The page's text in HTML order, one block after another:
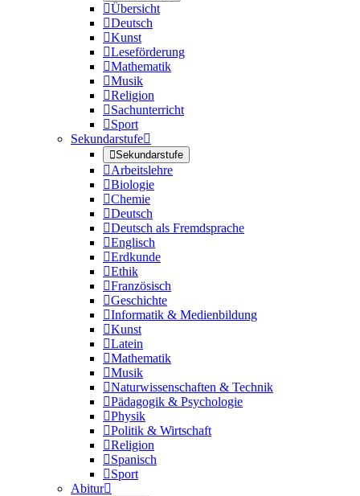
Übersicht
Deutsch
Kunst
Leseförderung
Mathematik
Musik
Religion
Sachunterricht
Sport
Sekundarstufe
Sekundarstufe
Arbeitslehre
Biologie
Chemie
Deutsch
Deutsch als Fremdsprache
Englisch
Erdkunde
Ethik
Französisch
Geschichte
Informatik & Medienbildung
Kunst
Latein
Mathematik
Musik
Naturwissenschaften & Technik
Pädagogik & Psychologie
Physik
Politik & Wirtschaft
Religion
Spanisch
Sport
Abitur